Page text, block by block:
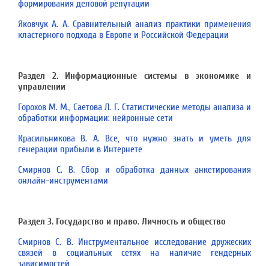
формирования деловой репутации
Яковчук А. А. Сравнительный анализ практики применения
кластерного подхода в Европе и Российской Федерации
Раздел 2. Информационные системы в экономике и
управлении
Горохов М. М., Саетова Л. Г. Статистические методы анализа и
обработки информации: нейронные сети
Красильникова В. А. Все, что нужно знать и уметь для
генерации прибыли в Интернете
Смирнов С. В. Сбор и обработка данных анкетирования
онлайн-инструментами
Раздел 3. Государство и право. Личность и общество
Смирнов С. В. Инструментальное исследование дружеских
связей в социальных сетях на наличие гендерных
зависимостей